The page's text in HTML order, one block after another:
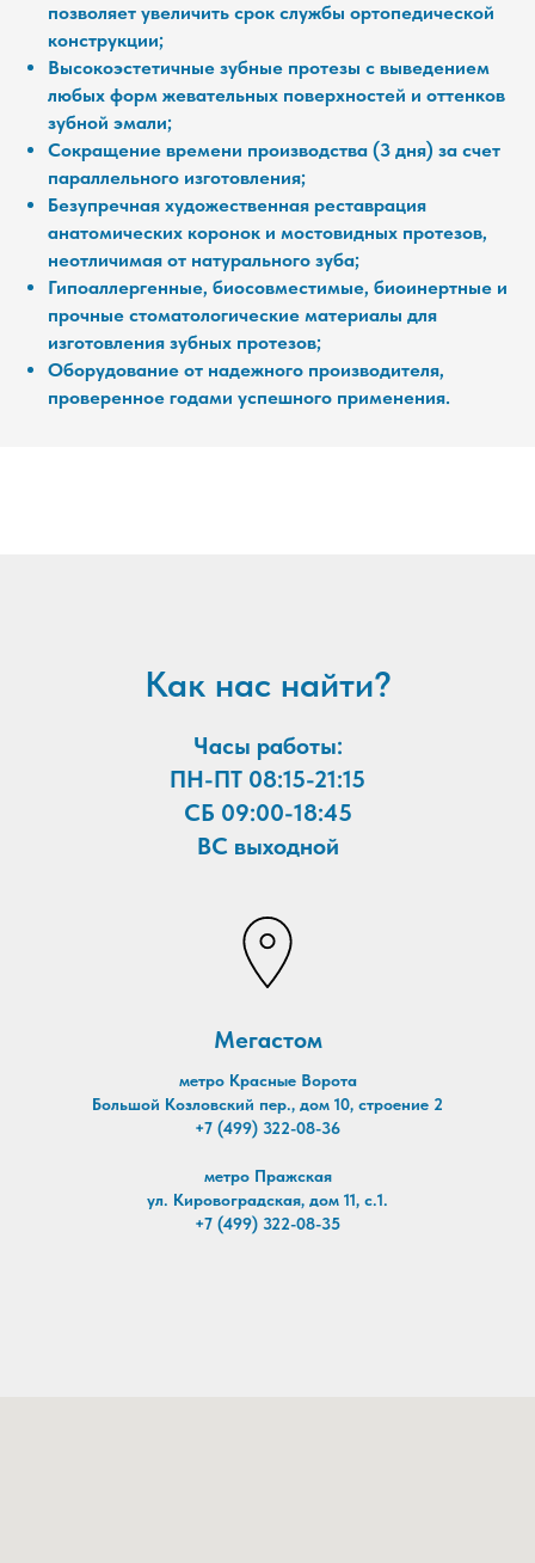
позволяет увеличить срок службы ортопедической
конструкции;
Высокоэстетичные зубные протезы с выведением
любых форм жевательных поверхностей и оттенков
зубной эмали;
Сокращение времени производства (3 дня) за счет
параллельного изготовления;
Безупречная художественная реставрация
анатомических коронок и мостовидных протезов,
неотличимая от натурального зуба;
Гипоаллергенные, биосовместимые, биоинертные и
прочные стоматологические материалы для
изготовления зубных протезов;
Оборудование от надежного производителя,
проверенное годами успешного применения.
Как нас найти?
Часы работы:
ПН-ПТ 08:15-21:15
CБ 09:00-18:45
ВС выходной
Мегастом
метро Красные Ворота
Большой Козловский пер., дом 10, строение 2
+7 (499) 322-08-36
метро Пражская
ул. Кировоградская, дом 11, с.1.
+7 (499) 322-08-35